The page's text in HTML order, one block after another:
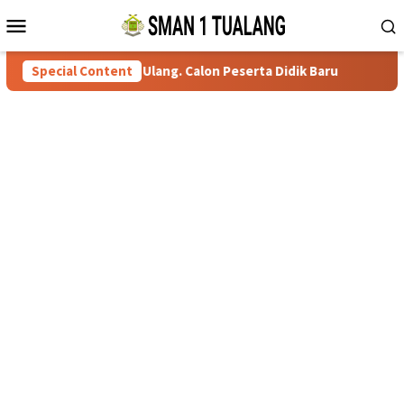
to
Menu
Special Content
Persyaratan Daftar Ulang. Calon Peserta Didik Baru